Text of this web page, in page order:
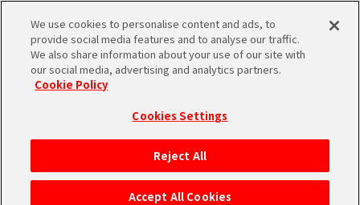
MEN
STARTSEITE
NEUES
We use cookies to personalise content and ads, to
provide social media features and to analyse our traffic.
We also share information about your use of our site with
our social media, advertising and analytics partners.
Cookie Policy
Cookies Settings
Reject All
Accept All Cookies